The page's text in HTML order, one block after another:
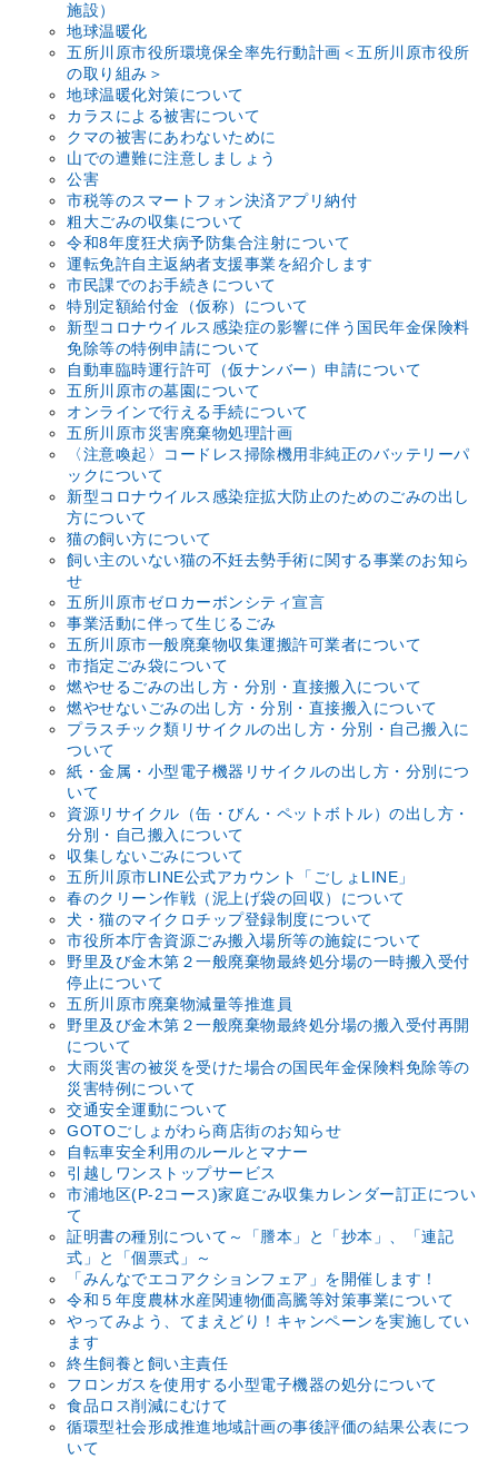
施設）
地球温暖化
五所川原市役所環境保全率先行動計画＜五所川原市役所
の取り組み＞
地球温暖化対策について
カラスによる被害について
クマの被害にあわないために
山での遭難に注意しましょう
公害
市税等のスマートフォン決済アプリ納付
粗大ごみの収集について
令和8年度狂犬病予防集合注射について
運転免許自主返納者支援事業を紹介します
市民課でのお手続きについて
特別定額給付金（仮称）について
新型コロナウイルス感染症の影響に伴う国民年金保険料
免除等の特例申請について
自動車臨時運行許可（仮ナンバー）申請について
五所川原市の墓園について
オンラインで行える手続について
五所川原市災害廃棄物処理計画
〈注意喚起〉コードレス掃除機用非純正のバッテリーパ
ックについて
新型コロナウイルス感染症拡大防止のためのごみの出し
方について
猫の飼い方について
飼い主のいない猫の不妊去勢手術に関する事業のお知ら
せ
五所川原市ゼロカーボンシティ宣言
事業活動に伴って生じるごみ
五所川原市一般廃棄物収集運搬許可業者について
市指定ごみ袋について
燃やせるごみの出し方・分別・直接搬入について
燃やせないごみの出し方・分別・直接搬入について
プラスチック類リサイクルの出し方・分別・自己搬入に
ついて
紙・金属・小型電子機器リサイクルの出し方・分別につ
いて
資源リサイクル（缶・びん・ペットボトル）の出し方・
分別・自己搬入について
収集しないごみについて
五所川原市LINE公式アカウント「ごしょLINE」
春のクリーン作戦（泥上げ袋の回収）について
犬・猫のマイクロチップ登録制度について
市役所本庁舎資源ごみ搬入場所等の施錠について
野里及び金木第２一般廃棄物最終処分場の一時搬入受付
停止について
五所川原市廃棄物減量等推進員
野里及び金木第２一般廃棄物最終処分場の搬入受付再開
について
大雨災害の被災を受けた場合の国民年金保険料免除等の
災害特例について
交通安全運動について
GOTOごしょがわら商店街のお知らせ
自転車安全利用のルールとマナー
引越しワンストップサービス
市浦地区(P-2コース)家庭ごみ収集カレンダー訂正につい
て
証明書の種別について～「謄本」と「抄本」、「連記
式」と「個票式」～
「みんなでエコアクションフェア」を開催します！
令和５年度農林水産関連物価高騰等対策事業について
やってみよう、てまえどり！キャンペーンを実施してい
ます
終生飼養と飼い主責任
フロンガスを使用する小型電子機器の処分について
食品ロス削減にむけて
循環型社会形成推進地域計画の事後評価の結果公表につ
いて